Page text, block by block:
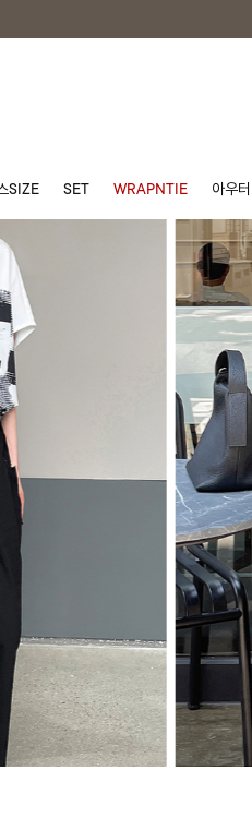
SIZE SET WRAPNTIE 아우터